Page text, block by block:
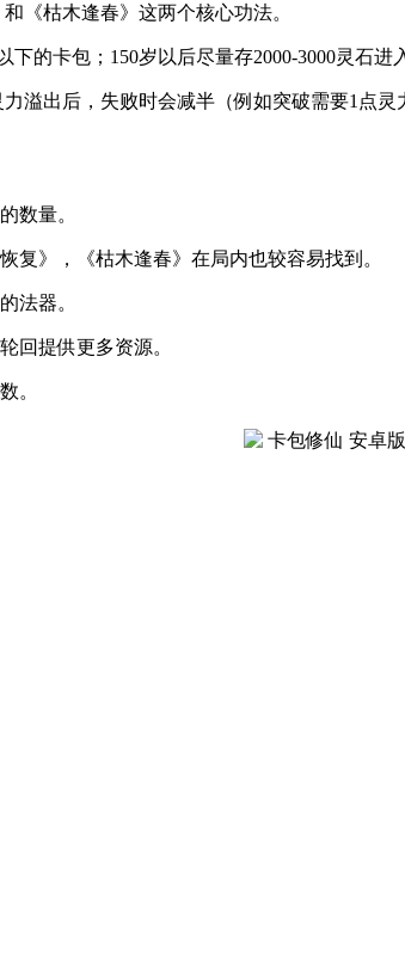
《枯木逢春》这两个核心功法。
的卡包；150岁以后尽量存2000-3000灵石进
溢出后，失败时会减半（例如突破需要1点
数量。
复》，《枯木逢春》在局内也较容易找到。
法器。
回提供更多资源。
。